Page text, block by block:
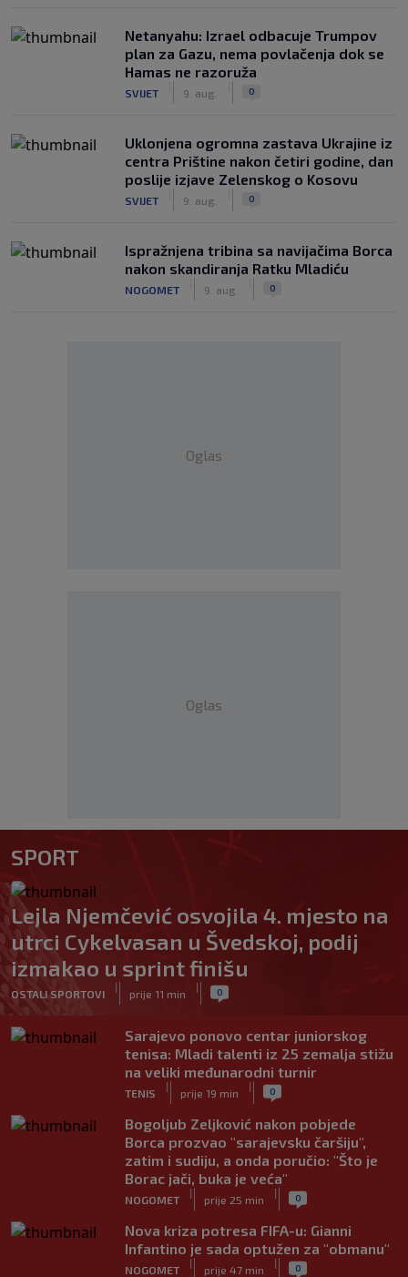
Netanyahu: Izrael odbacuje Trumpov
plan za Gazu, nema povlačenja dok se
Hamas ne razoruža
SVIJET 9. aug. 0
Uklonjena ogromna zastava Ukrajine iz
centra Prištine nakon četiri godine, dan
poslije izjave Zelenskog o Kosovu
SVIJET 9. aug. 0
Ispražnjena tribina sa navijačima Borca
nakon skandiranja Ratku Mladiću
NOGOMET 9. aug. 0
Oglas
Oglas
SPORT
Lejla Njemčević osvojila 4. mjesto na
utrci Cykelvasan u Švedskoj, podij
izmakao u sprint finišu
OSTALI SPORTOVI
|
prije 11 min
| 0
Sarajevo ponovo centar juniorskog
tenisa: Mladi talenti iz 25 zemalja stižu
na veliki međunarodni turnir
TENIS
|
prije 19 min
| 0
Bogoljub Zeljković nakon pobjede
Borca prozvao "sarajevsku čaršiju",
zatim i sudiju, a onda poručio: "Što je
Borac jači, buka je veća"
NOGOMET
|
prije 25 min
| 0
Nova kriza potresa FIFA-u: Gianni
Infantino je sada optužen za "obmanu"
NOGOMET
|
prije 47 min
| 0